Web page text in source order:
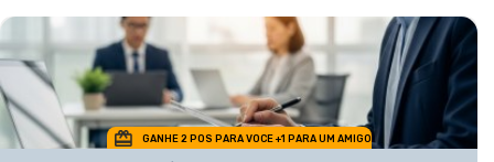
GANHE 2 POS PARA VOCE +1 PARA UM AMIGO